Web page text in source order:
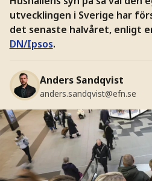
utvecklingen i Sverige har
det senaste halvåret, enligt
DN/Ipsos.
Anders Sandqvist
anders.sandqvist@efn.se